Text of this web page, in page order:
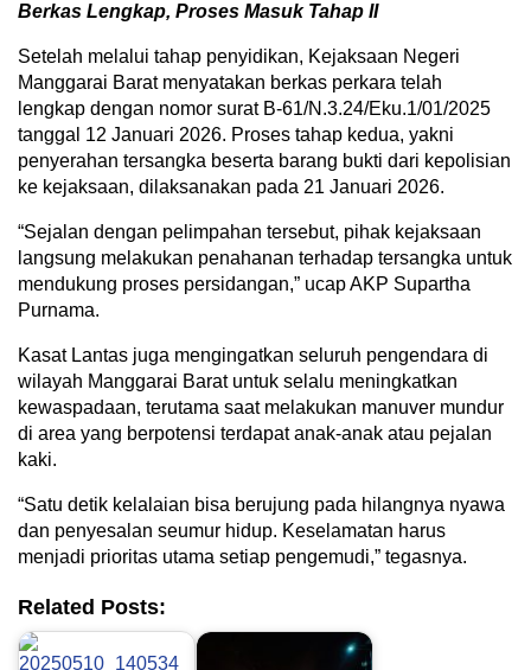
Berkas Lengkap, Proses Masuk Tahap II
Setelah melalui tahap penyidikan, Kejaksaan Negeri
Manggarai Barat menyatakan berkas perkara telah
lengkap dengan nomor surat B-61/N.3.24/Eku.1/01/2025
tanggal 12 Januari 2026. Proses tahap kedua, yakni
penyerahan tersangka beserta barang bukti dari kepolisian
ke kejaksaan, dilaksanakan pada 21 Januari 2026.
“Sejalan dengan pelimpahan tersebut, pihak kejaksaan
langsung melakukan penahanan terhadap tersangka untuk
mendukung proses persidangan,” ucap AKP Supartha
Purnama.
Kasat Lantas juga mengingatkan seluruh pengendara di
wilayah Manggarai Barat untuk selalu meningkatkan
kewaspadaan, terutama saat melakukan manuver mundur
di area yang berpotensi terdapat anak-anak atau pejalan
kaki.
“Satu detik kelalaian bisa berujung pada hilangnya nyawa
dan penyesalan seumur hidup. Keselamatan harus
menjadi prioritas utama setiap pengemudi,” tegasnya.
Related Posts: